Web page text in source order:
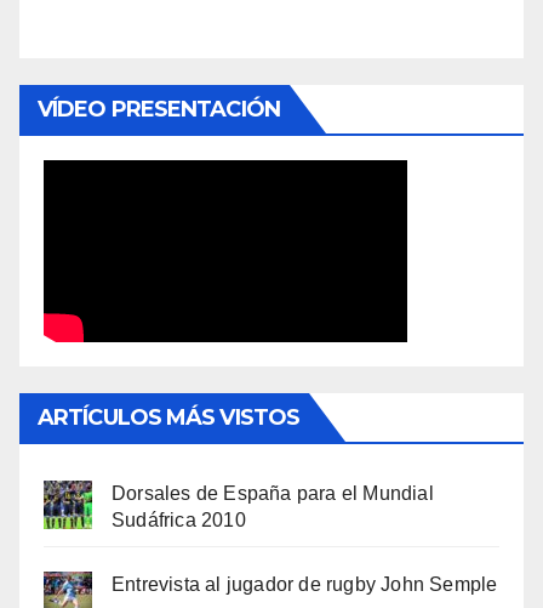
VÍDEO PRESENTACIÓN
ARTÍCULOS MÁS VISTOS
Dorsales de España para el Mundial
Sudáfrica 2010
Entrevista al jugador de rugby John Semple